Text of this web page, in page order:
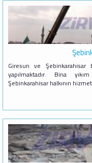
Giresun ve Şebinkarahisar
yapılmaktadır. Bina
Şebinkarahisar halkının